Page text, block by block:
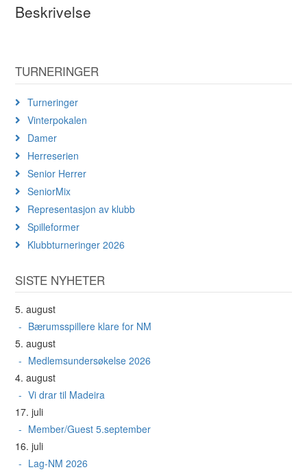
Beskrivelse
TURNERINGER
Turneringer
Vinterpokalen
Damer
Herreserien
Senior Herrer
SeniorMix
Representasjon av klubb
Spilleformer
Klubbturneringer 2026
SISTE NYHETER
5. august
Bærumsspillere klare for NM
5. august
Medlemsundersøkelse 2026
4. august
Vi drar til Madeira
17. juli
Member/Guest 5.september
16. juli
Lag-NM 2026